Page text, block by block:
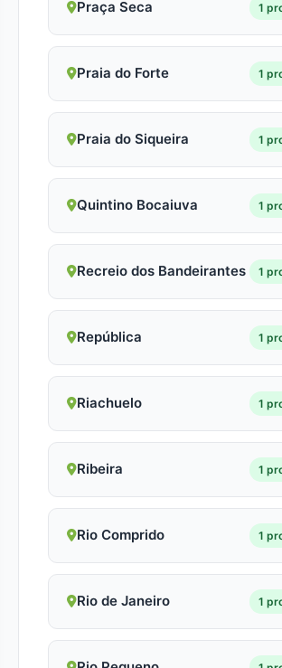
Praça Seca 1
Praia do Forte 1
Praia do Siqueira 1
Quintino Bocaiuva 1
Recreio dos Bandeirantes 1
República 1
Riachuelo 1
Ribeira 1
Rio Comprido 1
Rio de Janeiro 1